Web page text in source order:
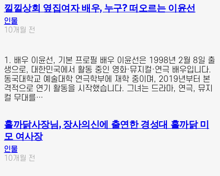
낄낄상회 옆집여자 배우, 누구? 떠오르는 이윤선
인물
10개월 전
1. 배우 이윤선, 기본 프로필 배우 이윤선은 1998년 2월 8일 출
생으로, 대한민국에서 활동 중인 영화·뮤지컬·연극 배우입니다.
동국대학교 예술대학 연극학부에 재학 중이며, 2019년부터 본
격적으로 연기 활동을 시작했습니다. 그녀는 드라마, 연극, 뮤지
컬 무대를…
홀까닭사장님, 장사의신에 출연한 경성대 홀까닭 미
모 여사장
인물
10개월 전